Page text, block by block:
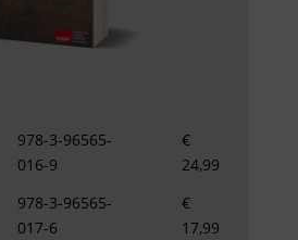
978-3-96565-
016-9
€
24,99
978-3-96565-
017-6
€
17,99